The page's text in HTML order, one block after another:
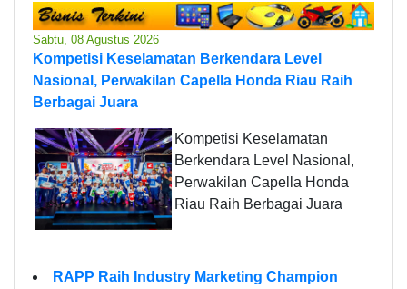
Sabtu, 08 Agustus 2026
Kompetisi Keselamatan Berkendara Level
Nasional, Perwakilan Capella Honda Riau Raih
Berbagai Juara
Kompetisi Keselamatan
Berkendara Level Nasional,
Perwakilan Capella Honda
Riau Raih Berbagai Juara
RAPP Raih Industry Marketing Champion